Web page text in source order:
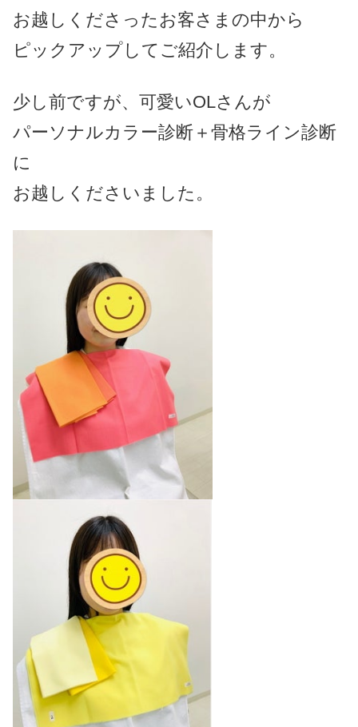
お越しくださったお客さまの中から
ピックアップしてご紹介します。
少し前ですが、可愛いOLさんが
パーソナルカラー診断＋骨格ライン診断
に
お越しくださいました。